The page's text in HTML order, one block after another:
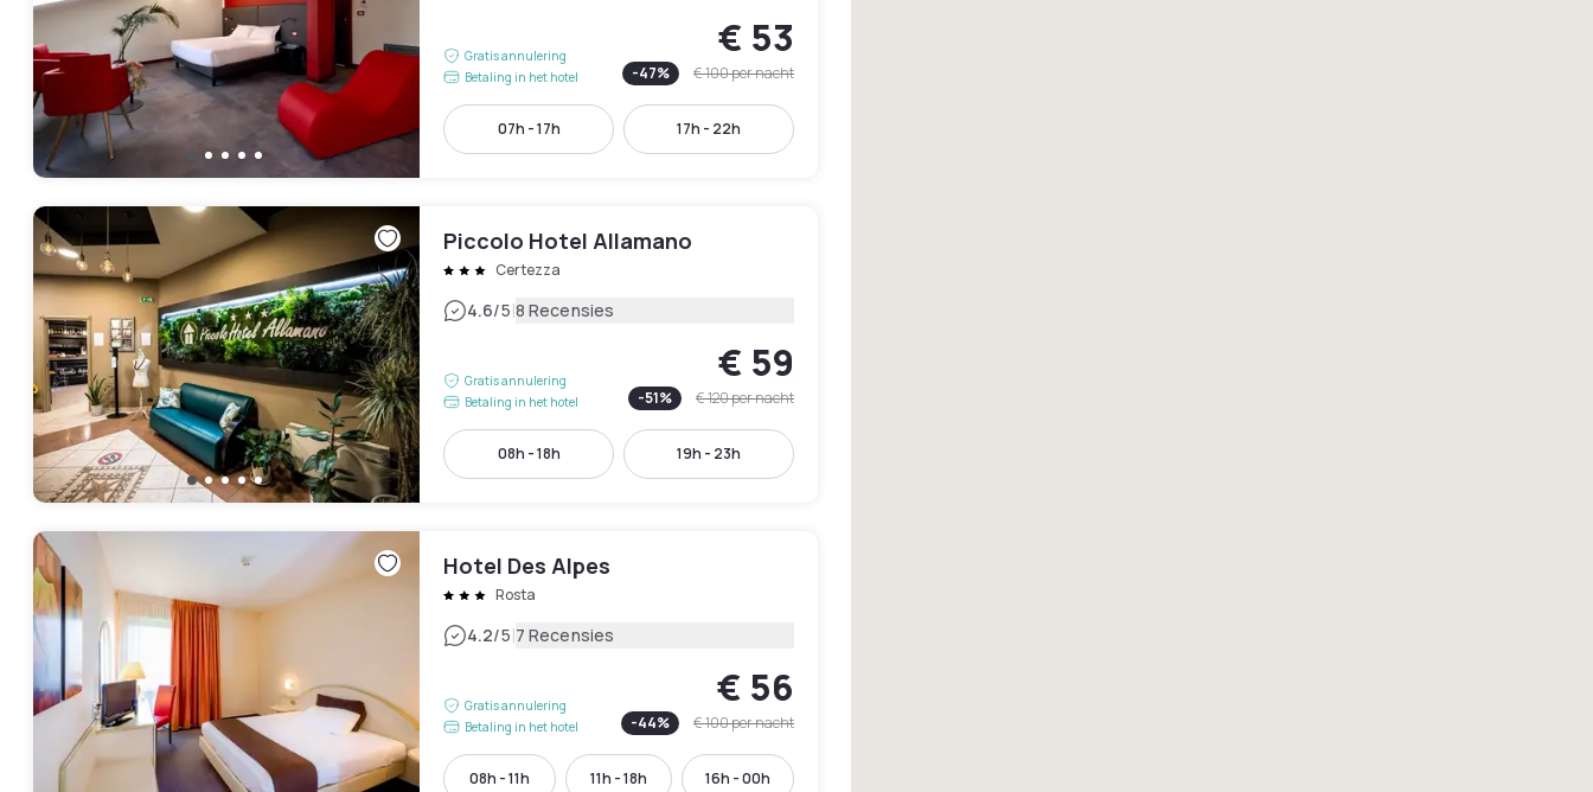
Gratis annulering
Betaling in het hotel
€ 53
-47% € 100per nacht
07h - 17h 17h - 22h
Piccolo Hotel Allamano
Certezza
4.6/5|8 Recensies
Gratis annulering
Betaling in het hotel
€ 59
-51% € 120per nacht
08h - 18h 19h - 23h
Hotel Des Alpes
Rosta
4.2/5|7 Recensies
Gratis annulering
Betaling in het hotel
€ 56
-44% € 100per nacht
08h - 11h 11h - 18h 16h - 00h